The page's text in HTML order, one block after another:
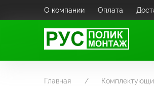
О компании Оплата
Главная